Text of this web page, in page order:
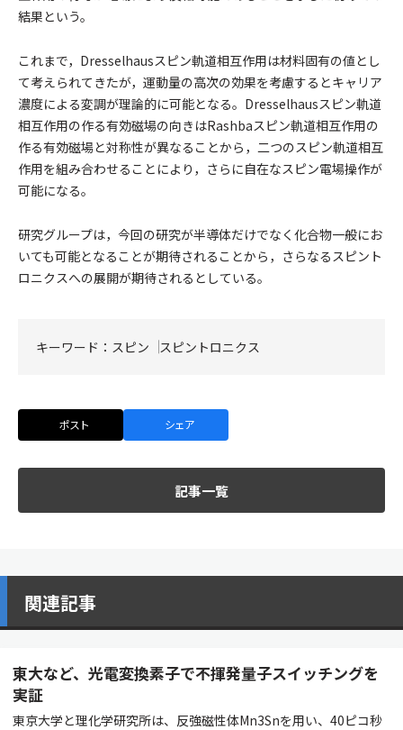
結果という。
これまで，Dresselhausスピン軌道相互作用は材料固有の値とし
て考えられてきたが，運動量の高次の効果を考慮するとキャリア
濃度による変調が理論的に可能となる。Dresselhausスピン軌道
相互作用の作る有効磁場の向きはRashbaスピン軌道相互作用の
作る有効磁場と対称性が異なることから，二つのスピン軌道相互
作用を組み合わせることにより，さらに自在なスピン電場操作が
可能になる。
研究グループは，今回の研究が半導体だけでなく化合物一般にお
いても可能となることが期待されることから，さらなるスピント
ロニクスへの展開が期待されるとしている。
キーワード： スピン スピントロニクス
ポスト シェア
記事一覧
関連記事
東大など、光電変換素子で不揮発量子スイッチングを
実証
東京大学と理化学研究所は、反強磁性体Mn3Snを用い、40ピコ秒